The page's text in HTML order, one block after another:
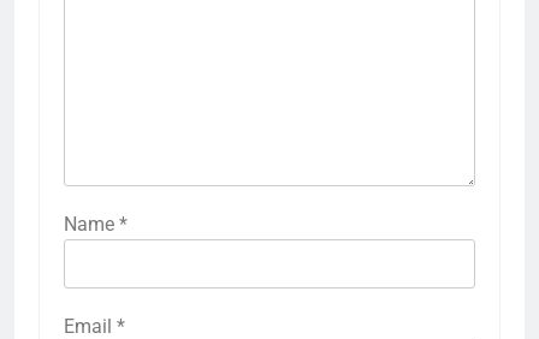
Name *
Email *